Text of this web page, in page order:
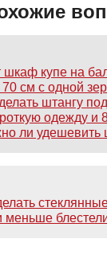
шкаф купе на
см с одной
штангу
одежду и
ли удешевить
меньше